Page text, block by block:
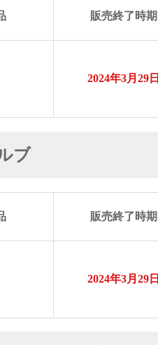
販売終了時期
2024年3月29日
ブ
販売終了時期
2024年3月29日